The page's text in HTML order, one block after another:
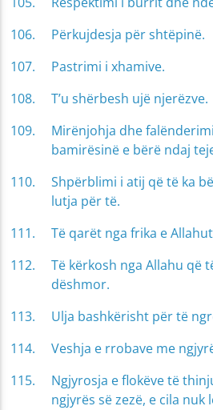
Përkujdesja për shtëpinë.
Pastrimi i xhamive.
T’u shërbesh ujë njerëzve.
Mirënjohja dhe
bamirësinë e bërë ndaj
Shpërblimi i atij që të ka
lutja për të.
Të qarët nga frika e
Të kërkosh nga Allahu që
dëshmor.
Ulja bashkërisht për të
Veshja e rrobave me
Ngjyrosja e flokëve të
ngjyrës së zezë, e cila nuk